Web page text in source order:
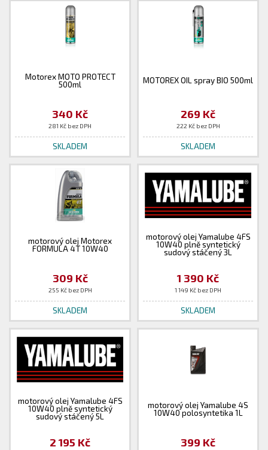
Motorex MOTO PROTECT
500ml
340 Kč
281 Kč bez DPH
SKLADEM
MOTOREX OIL spray BIO 500ml
269 Kč
222 Kč bez DPH
SKLADEM
motorový olej Motorex
FORMULA 4T 10W40
309 Kč
255 Kč bez DPH
SKLADEM
motorový olej Yamalube 4FS
10W40 plně syntetický
sudový stáčený 3L
1 390 Kč
1 149 Kč bez DPH
SKLADEM
motorový olej Yamalube 4FS
10W40 plně syntetický
sudový stáčený 5L
2 195 Kč
motorový olej Yamalube 4S
10W40 polosyntetika 1L
399 Kč